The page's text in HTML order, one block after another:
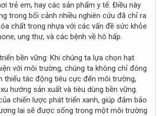
trẻ em, hay các sản phẩm y tế. Điều này
trong bối cảnh nhiều nghiên cứu đã chỉ ra
chất trong nhựa với các vấn đề sức khỏe
ung thư, và các bệnh về hô hấp.
bền vững: Khi chúng ta lựa chọn hạt
với môi trường, chúng ta không chỉ đóng
thiểu tác động tiêu cực đến môi trường,
hướng sản xuất và tiêu dùng bền vững.
chiến lược phát triển xanh, giúp đảm bảo
lai sẽ được sống trong một môi trường